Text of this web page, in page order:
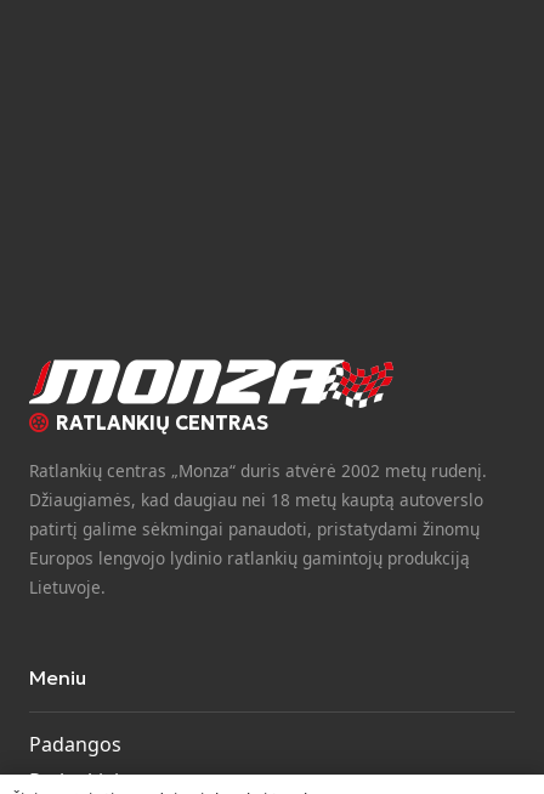
RATLANKIŲ CENTRAS
Ratlankių centras „Monza“ duris atvėrė 2002 metų rudenį.
Džiaugiamės, kad daugiau nei 18 metų kauptą autoverslo
patirtį galime sėkmingai panaudoti, pristatydami žinomų
Europos lengvojo lydinio ratlankių gamintojų produkciją
Lietuvoje.
Meniu
Padangos
Ratlankiai